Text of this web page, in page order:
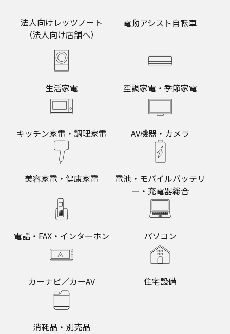
法人向けレッツノート
（法人向け店舗へ）
電動アシスト自転車
生活家電 空調家電・季節家電
キッチン家電・調理家電 AV機器・カメラ
美容家電・健康家電
電池・モバイルバッテリ
ー・充電器総合
電話・FAX・インターホン パソコン
カーナビ／カーAV 住宅設備
消耗品・別売品